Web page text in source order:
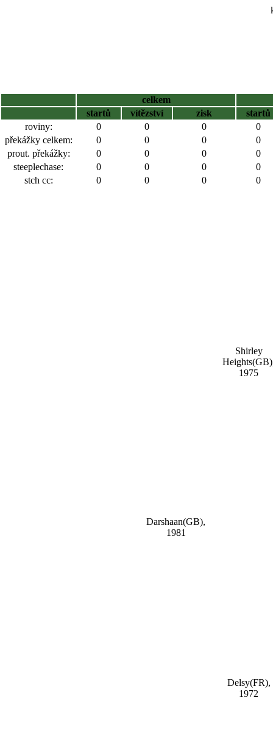
celkem
startů
vítězství zisk
startů
roviny:
0 0 0
0
překážky celkem:
0 0 0
0
prout. překážky:
0 0 0
0
steeplechase:
0 0 0
0
stch cc:
0 0 0 0
Shirley
1975
Darshaan(GB),
1981
Delsy(FR),
1972